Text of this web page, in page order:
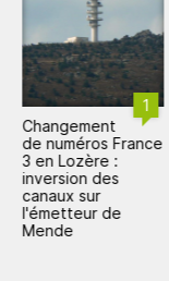
1
Changement
de numéros France
3 en Lozère :
inversion des
canaux sur
l'émetteur de
Mende